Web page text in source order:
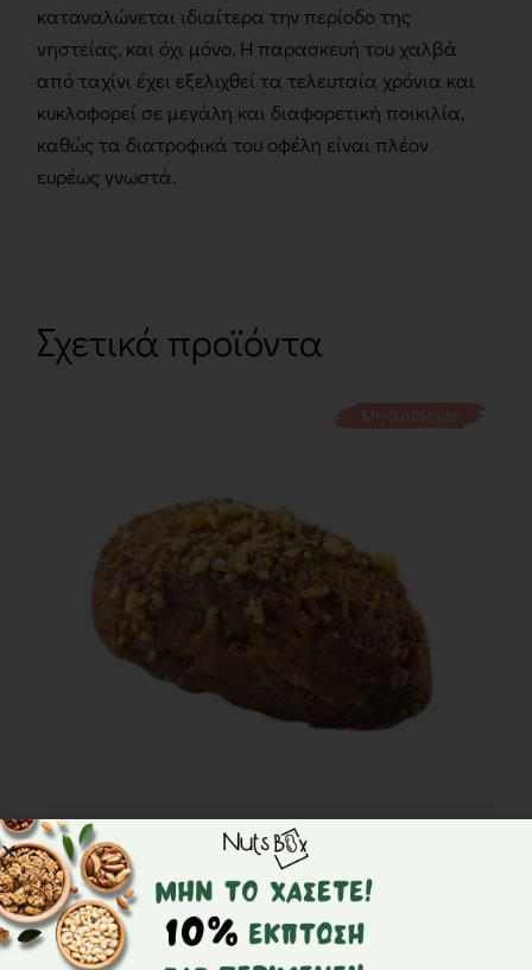
καταναλώνεται ιδιαίτερα την περίοδο της
νηστείας, και όχι μόνο. Η παρασκευή του χαλβά
από ταχίνι έχει εξελιχθεί τα τελευταία χρόνια και
κυκλοφορεί σε μεγάλη και διαφορετική ποικιλία,
καθώς τα διατροφικά του οφέλη είναι πλέον
ευρέως γνωστά.
Σχετικά προϊόντα
Μη διαθέσιμο
Μελομακάρονα χύμα
από4,00€